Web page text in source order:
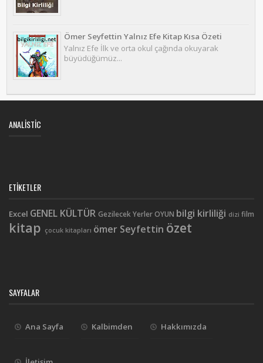
Ömer Seyfettin Yalnız Efe Kitap Kısa Özeti
Yalnız Efe İlk ve orta okul çağında okuyarak
büyüdüğümüz...
ANALISTIC
ETIKETLER
Excel GENEL KÜLTÜR Gezilecek YerlerOYUN bilgi kirliliği dizi film
kitap çocuk kitapları ömer Seyfettin özet
SAYFALAR
Ana Sayfa Kalbimden Hakkımızda